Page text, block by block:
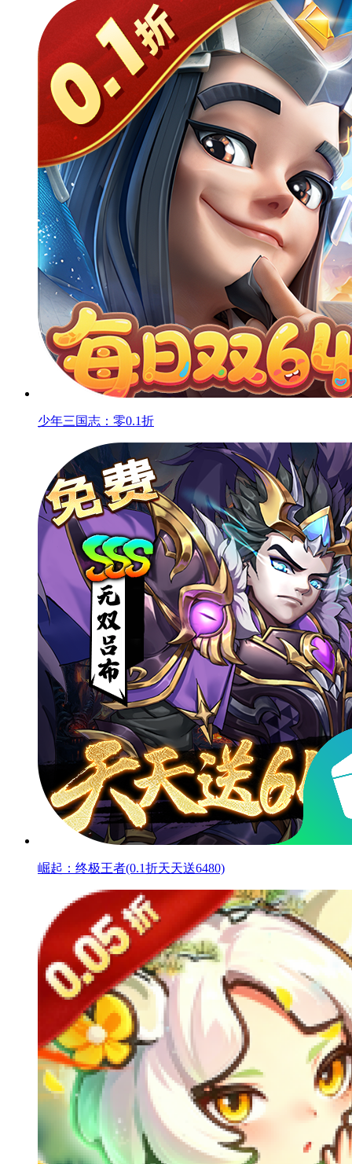
少年三国志：零0.1折
崛起：终极王者(0.1折天天送6480)